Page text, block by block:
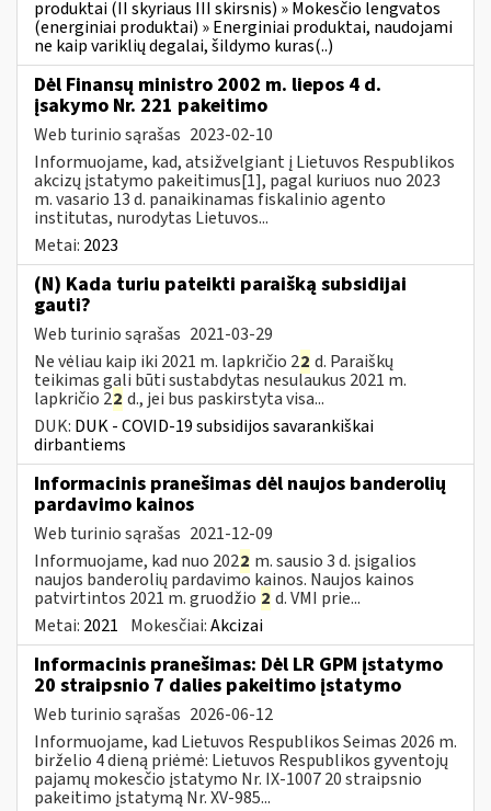
produktai (II skyriaus III skirsnis) » Mokesčio lengvatos
(energiniai produktai) » Energiniai produktai, naudojami
ne kaip variklių degalai, šildymo kuras(..)
Dėl Finansų ministro 2002 m. liepos 4 d.
įsakymo Nr. 221 pakeitimo
Web turinio sąrašas 2023-02-10
Informuojame, kad, atsižvelgiant į Lietuvos Respublikos
akcizų įstatymo pakeitimus[1], pagal kuriuos nuo 2023
m. vasario 13 d. panaikinamas fiskalinio agento
institutas, nurodytas Lietuvos...
Metai: 2023
(N) Kada turiu pateikti paraišką subsidijai
gauti?
Web turinio sąrašas 2021-03-29
Ne vėliau kaip iki 2021 m. lapkričio 22 d. Paraiškų
teikimas gali būti sustabdytas nesulaukus 2021 m.
lapkričio 22 d., jei bus paskirstyta visa...
DUK: DUK - COVID-19 subsidijos savarankiškai
dirbantiems
Informacinis pranešimas dėl naujos banderolių
pardavimo kainos
Web turinio sąrašas 2021-12-09
Informuojame, kad nuo 2022 m. sausio 3 d. įsigalios
naujos banderolių pardavimo kainos. Naujos kainos
patvirtintos 2021 m. gruodžio 2 d. VMI prie...
Metai: 2021 Mokesčiai:Akcizai
Informacinis pranešimas: Dėl LR GPM įstatymo
20 straipsnio 7 dalies pakeitimo įstatymo
Web turinio sąrašas 2026-06-12
Informuojame, kad Lietuvos Respublikos Seimas 2026 m.
birželio 4 dieną priėmė: Lietuvos Respublikos gyventojų
pajamų mokesčio įstatymo Nr. IX-1007 20 straipsnio
pakeitimo įstatymą Nr. XV-985...